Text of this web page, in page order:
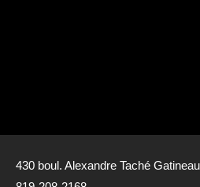
430 boul. Alexandre Taché